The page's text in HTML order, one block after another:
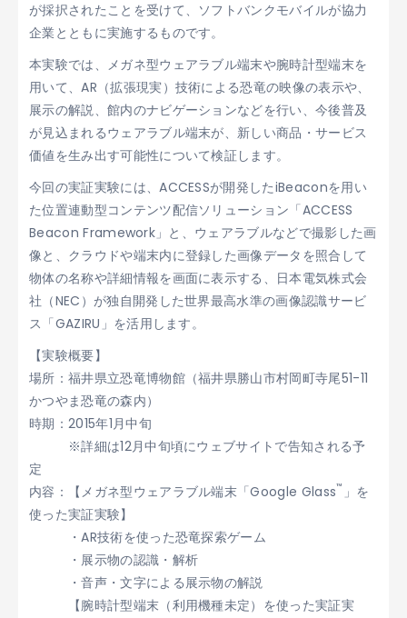
が採択されたことを受けて、ソフトバンクモバイルが協力
企業とともに実施するものです。
本実験では、メガネ型ウェアラブル端末や腕時計型端末を
用いて、AR（拡張現実）技術による恐竜の映像の表示や、
展示の解説、館内のナビゲーションなどを行い、今後普及
が見込まれるウェアラブル端末が、新しい商品・サービス
価値を生み出す可能性について検証します。
今回の実証実験には、ACCESSが開発したiBeaconを用い
た位置連動型コンテンツ配信ソリューション「ACCESS
Beacon Framework」と、ウェアラブルなどで撮影した画
像と、クラウドや端末内に登録した画像データを照合して
物体の名称や詳細情報を画面に表示する、日本電気株式会
社（NEC）が独自開発した世界最高水準の画像認識サービ
ス「GAZIRU」を活用します。
【実験概要】
場所：福井県立恐竜博物館（福井県勝山市村岡町寺尾51-11
かつやま恐竜の森内）
時期：2015年1月中旬
※詳細は12月中旬頃にウェブサイトで告知される予
定
内容：【メガネ型ウェアラブル端末「Google Glass™ 」を
使った実証実験】
・AR技術を使った恐竜探索ゲーム
・展示物の認識・解析
・音声・文字による展示物の解説
【腕時計型端末（利用機種未定）を使った実証実